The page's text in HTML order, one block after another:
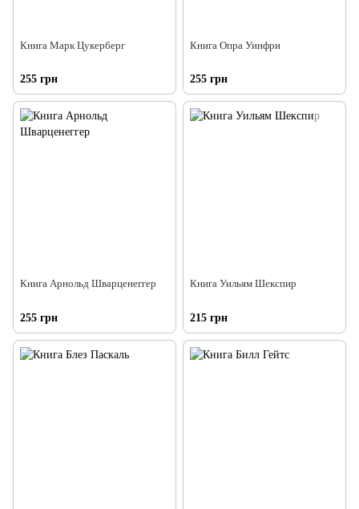
Книга Марк Цукерберг
255 грн
Книга Опра Уинфри
255 грн
Книга Арнольд Шварценеггер
255 грн
Книга Уильям Шекспир
215 грн